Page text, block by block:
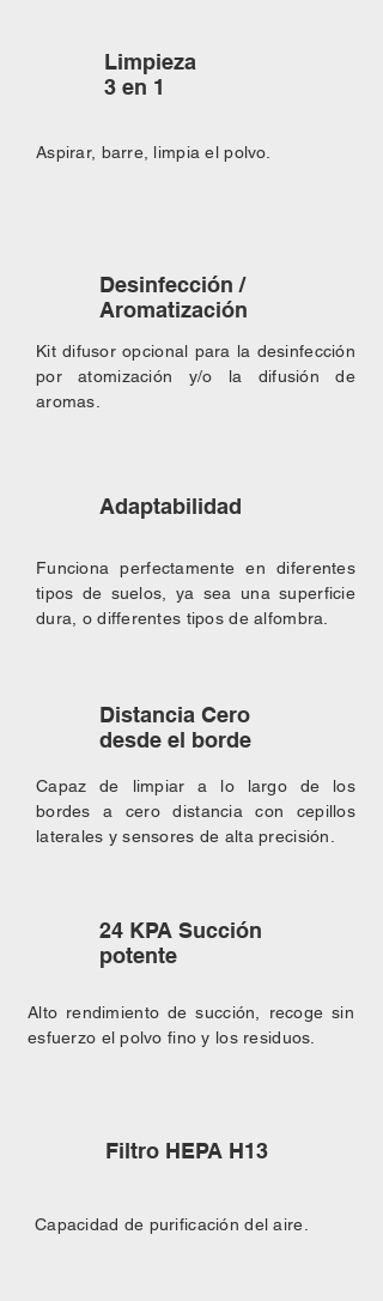
Aspirar, barre, limpia el polvo.
Limpieza
3 en 1
Desinfección /
Aromatización
Kit difusor opcional para la desinfección
por atomización y/o la difusión de
aromas.
Funciona perfectamente en diferentes
tipos de suelos, ya sea una superficie
dura, o differentes tipos de alfombra.
Adaptabilidad
Distancia Cero
desde el borde
Capaz de limpiar a lo largo de los
bordes a cero distancia con cepillos
laterales y sensores de alta precisión.
Alto rendimiento de succión, recoge sin
esfuerzo el polvo fino y los residuos.
24 KPA Succión
potente
Capacidad de purificación del aire.
Filtro HEPA H13